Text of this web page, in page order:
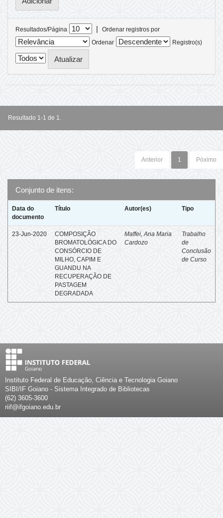
Resultados/Página |
Ordenar registros por
Ordenar
Registro(s)
Resultado 1-1 de 1.
Anterior 1 Póximo
Conjunto de itens:
Data do
documento
Título Autor(es) Tipo
23-Jun-2020
COMPOSIÇÃO
BROMATOLÓGICA DO
CONSÓRCIO DE
MILHO, CAPIM E
GUANDU NA
RECUPERAÇÃO DE
PASTAGEM
DEGRADADA
Maffei, Ana Maria
Cardozo
Trabalho
de
Conclusão
de Curso
Instituto Federal de Educação, Ciência e Tecnologia Goiano
SIBI/IF Goiano - Sistema Integrado de Bibliotecas
(62) 3605-3600
riif@ifgoiano.edu.br